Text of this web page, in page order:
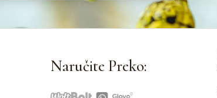
Naručite Preko: